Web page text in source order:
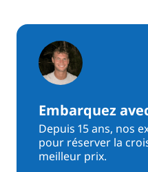
Embarquez
Depuis 15 ans, nos
pour réserver la
meilleur prix.